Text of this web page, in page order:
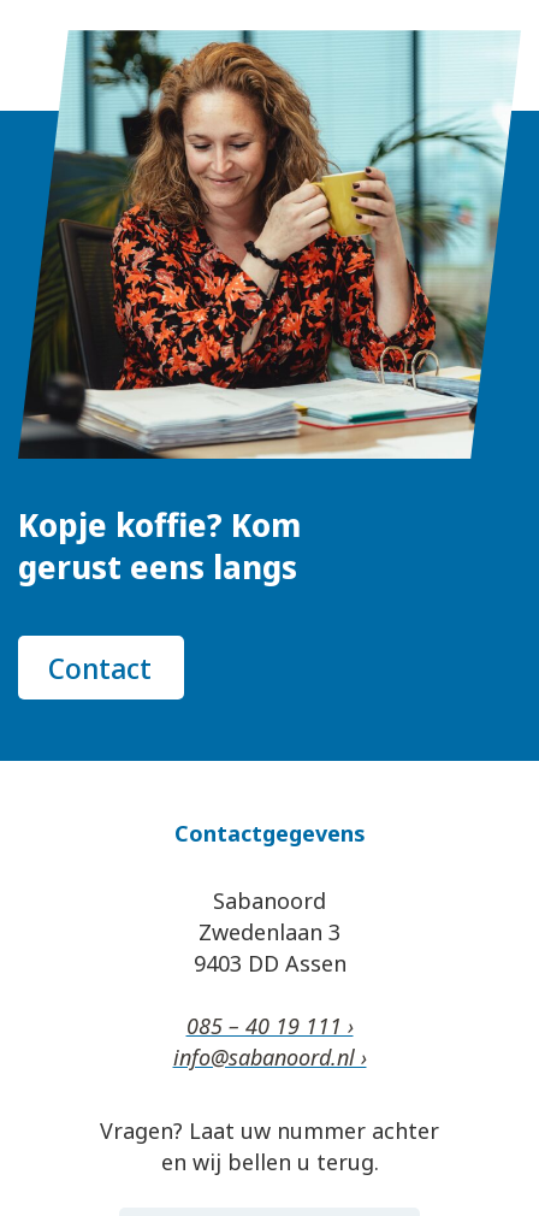
Kopje koffie? Kom
gerust eens langs
Contact
Contactgegevens
Sabanoord
Zwedenlaan 3
9403 DD Assen
085 – 40 19 111 ›
info@sabanoord.nl ›
Vragen? Laat uw nummer achter
en wij bellen u terug.